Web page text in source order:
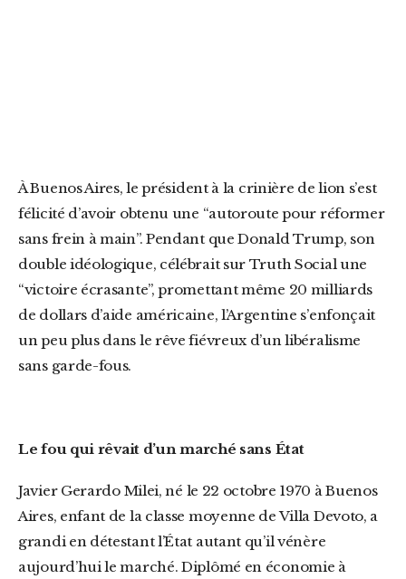
À Buenos Aires, le président à la crinière de lion s’est
félicité d’avoir obtenu une “autoroute pour réformer
sans frein à main”. Pendant que Donald Trump, son
double idéologique, célébrait sur Truth Social une
“victoire écrasante”, promettant même 20 milliards
de dollars d’aide américaine, l’Argentine s’enfonçait
un peu plus dans le rêve fiévreux d’un libéralisme
sans garde-fous.
Le fou qui rêvait d’un marché sans État
Javier Gerardo Milei, né le 22 octobre 1970 à Buenos
Aires, enfant de la classe moyenne de Villa Devoto, a
grandi en détestant l’État autant qu’il vénère
aujourd’hui le marché. Diplômé en économie à